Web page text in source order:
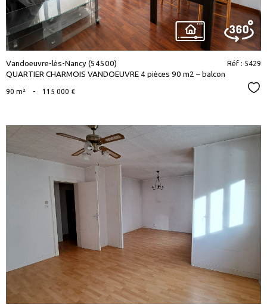
Vandoeuvre-lès-Nancy (54500)
QUARTIER CHARMOIS VANDOEUVRE 4 pièces 90 m2 – balcon
Réf : 5429
90 m² - 115 000 €
voir le
bien